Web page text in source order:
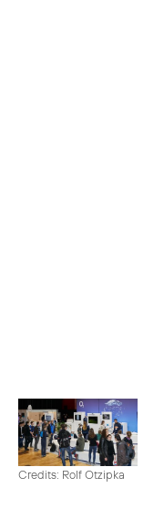
Credits: Rolf Otzipka